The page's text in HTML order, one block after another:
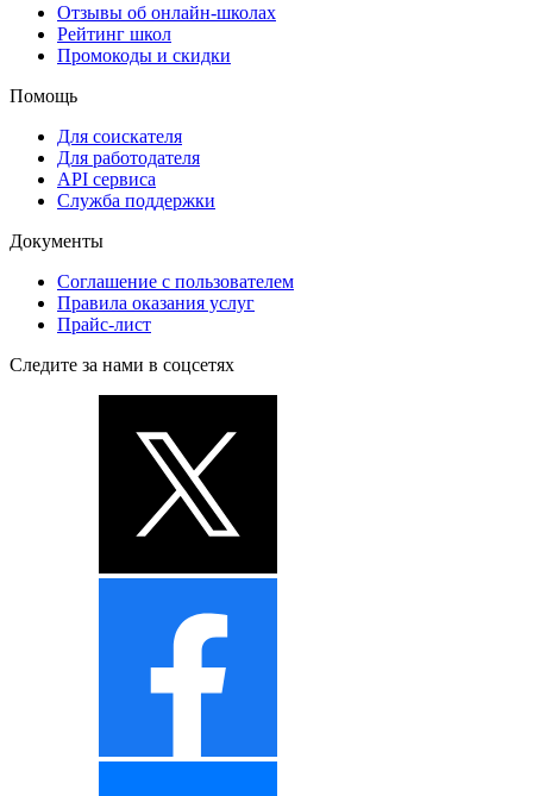
Отзывы об онлайн-школах
Рейтинг школ
Промокоды и скидки
Помощь
Для соискателя
Для работодателя
API сервиса
Служба поддержки
Документы
Соглашение с пользователем
Правила оказания услуг
Прайс-лист
Следите за нами в соцсетях